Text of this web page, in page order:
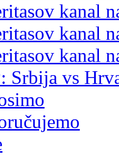
kanal
kanal
kanal
Srbija vs